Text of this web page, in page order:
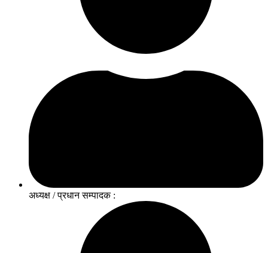
अध्यक्ष / प्रधान सम्पादक :